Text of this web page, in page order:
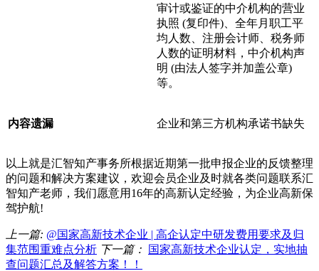
审计或鉴证的中介机构的营业
执照 (复印件)、全年月职工平
均人数、注册会计师、税务师
人数的证明材料，中介机构声
明 (由法人签字并加盖公章)
等。
内容遗漏 企业和第三方机构承诺书缺失
以上就是汇智知产事务所根据近期第一批申报企业的反馈整理
的问题和解决方案建议，欢迎会员企业及时就各类问题联系汇
智知产老师 ，我们愿意用16年的高新认定经验，为企业高新保
驾护航!
上一篇: @国家高新技术企业 | 高企认定中研发费用要求及归
集范围重难点分析 下一篇：
国家高新技术企业认定，实地抽
查问题汇总及解答方案！！